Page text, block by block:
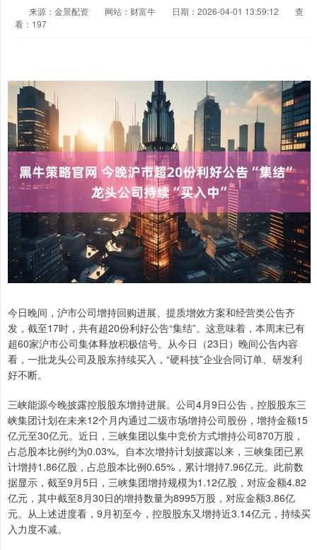
来源：金景配资 网站：财富牛 日期：2026-04-01 13:59:12
查
看：197
今日晚间，沪市公司增持回购进展、提质增效方案和经营类公告齐
发，截至17时，共有超20份利好公告“集结”。这意味着，本周末已有
超60家沪市公司集体释放积极信号。从今日（23日）晚间公告内容
看，一批龙头公司及股东持续买入，“硬科技”企业合同订单、研发利
好不断。
三峡能源今晚披露控股股东增持进展。公司4月9日公告，控股股东三
峡集团计划在未来12个月内通过二级市场增持公司股份，增持金额15
亿元至30亿元。近日，三峡集团以集中竞价方式增持公司870万股，
占总股本比例约为0.03%。自本次增持计划披露以来，三峡集团已累
计增持1.86亿股，占总股本比例0.65%，累计增持7.96亿元。此前数
据显示，截至9月5日，三峡集团增持规模为1.12亿股，对应金额4.82
亿元，其中截至8月30日的增持数量为8995万股，对应金额3.86亿
元。从上述进度看，9月初至今，控股股东又增持近3.14亿元，持续买
入力度不减。